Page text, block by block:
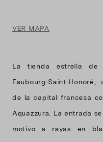
VER MAPA
La tienda estrella de
Faubourg-Saint-
de la capital francesa
Aquazzura. La entrada
motivo a rayas en